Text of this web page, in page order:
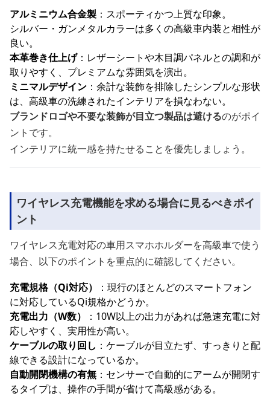
アルミニウム合金製 ：スポーティかつ上質な印象。
シルバー・ガンメタルカラーは多くの高級車内装と相性が
良い。
本革巻き仕上げ：レザーシートや木目調パネルとの調和が
取りやすく、プレミアムな雰囲気を演出。
ミニマルデザイン ：余計な装飾を排除したシンプルな形状
は、高級車の洗練されたインテリアを損なわない。
ブランドロゴや不要な装飾が目立つ製品は避けるのがポイ
ントです。
インテリアに統一感を持たせることを優先しましょう。
ワイヤレス充電機能を求める場合に見るべきポイ
ント
ワイヤレス充電対応の車用スマホホルダーを高級車で使う
場合、以下のポイントを重点的に確認してください。
充電規格（Qi対応）
：現行のほとんどのスマートフォン
に対応しているQi規格かどうか。
充電出力（W数）
：10W以上の出力があれば急速充電に対
応しやすく、実用性が高い。
ケーブルの取り回し ：ケーブルが目立たず、すっきりと配
線できる設計になっているか。
自動開閉機構の有無 ：センサーで自動的にアームが開閉す
るタイプは、操作の手間が省けて高級感がある。